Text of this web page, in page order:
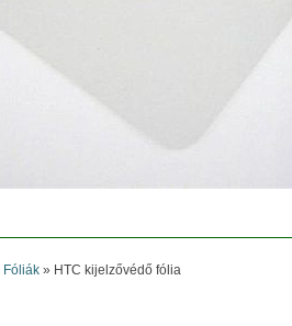
Fóliák» HTC kijelzővédő fólia